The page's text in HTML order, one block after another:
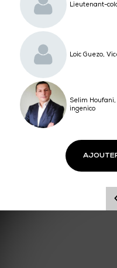
Lieutenant-
Loic Guezo,
Selim
ingenico